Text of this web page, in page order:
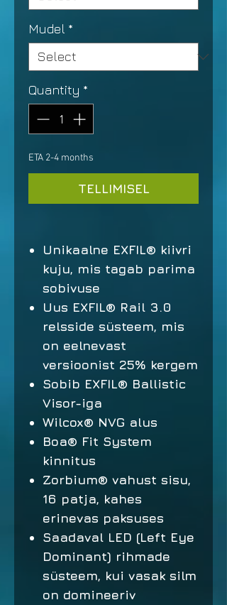
Mudel *
Quantity *
ETA 2-4 months
TELLIMISEL
Unikaalne EXFIL® kiivri
kuju, mis tagab parima
sobivuse
Uus EXFIL® Rail 3.0
relsside süsteem, mis
on eelnevast
versioonist 25% kergem
Sobib EXFIL® Ballistic
Visor-iga
Wilcox® NVG alus
Boa® Fit System
kinnitus
Zorbium® vahust sisu,
16 patja, kahes
erinevas paksuses
Saadaval LED (Left Eye
Dominant) rihmade
süsteem, kui vasak silm
on domineeriv